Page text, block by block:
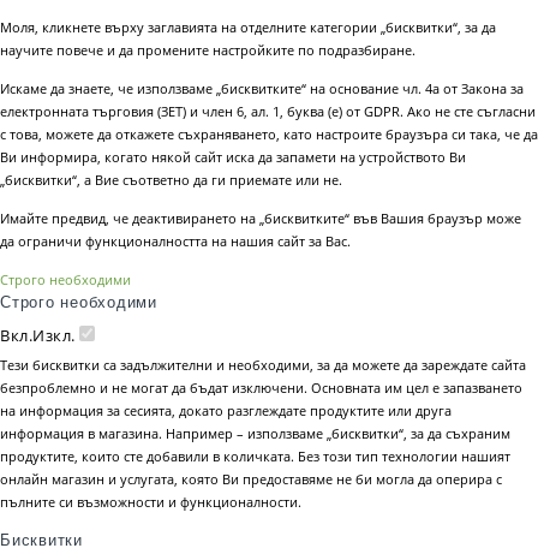
Моля, кликнете върху заглавията на отделните категории „бисквитки“, за да
научите повече и да промените настройките по подразбиране.
Искаме да знаете, че използваме „бисквитките“ на основание чл. 4а от Закона за
електронната търговия (ЗЕТ) и член 6, ал. 1, буква (е) от GDPR. Ако не сте съгласни
с това, можете да откажете съхраняването, като настроите браузъра си така, че да
Ви информира, когато някой сайт иска да запамети на устройството Ви
„бисквитки“, а Вие съответно да ги приемате или не.
Имайте предвид, че деактивирането на „бисквитките“ във Вашия браузър може
да ограничи функционалността на нашия сайт за Вас.
Строго необходими
Строго необходими
Вкл.Изкл.
Тези бисквитки са задължителни и необходими, за да можете да зареждате сайта
безпроблемно и не могат да бъдат изключени. Основната им цел е запазването
на информация за сесията, докато разглеждате продуктите или друга
информация в магазина. Например – използваме „бисквитки“, за да съхраним
продуктите, които сте добавили в количката. Без този тип технологии нашият
онлайн магазин и услугата, която Ви предоставяме не би могла да оперира с
пълните си възможности и функционалности.
Бисквитки